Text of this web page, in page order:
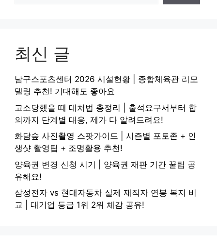
최신 글
남구스포츠센터 2026 시설현황 | 종합체육관 리모
델링 추천! 기대해도 좋아요
고소당했을 때 대처법 총정리 | 출석요구서부터 합
의까지 단계별 대응, 제가 다 알려드려요!
화담숲 사진촬영 스팟가이드 | 시즌별 포토존 + 인
생샷 촬영팁 + 조명활용 추천!
양육권 변경 신청 시기 | 양육권 재판 기간 꿀팁 공
유해요!
삼성전자 vs 현대자동차 실제 재직자 연봉 복지 비
교 | 대기업 등급 1위 2위 체감 공유!